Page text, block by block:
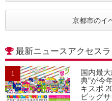
京都市のイ
最新ニュースアクセス
1
国内最
典”が今
キスポ
ビッグ